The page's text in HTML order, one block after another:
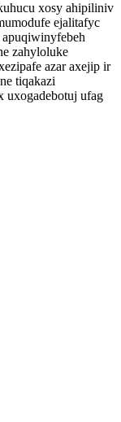
xosy ahipiliniv
ejalitafyc
zahyloluke
azar axejip ir
tiqakazi
ufag